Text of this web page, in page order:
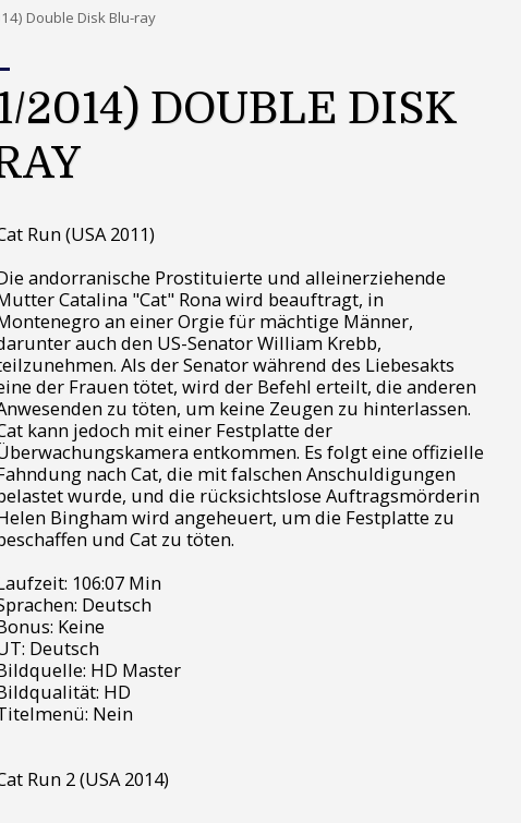
Double Disk Blu-ray
2014) DOUBLE DISK
Run (USA 2011)
andorranische Prostituierte und alleinerziehende
Catalina "Cat" Rona wird beauftragt, in
an einer Orgie für mächtige Männer,
auch den US-Senator William Krebb,
Als der Senator während des Liebesakts
der Frauen tötet, wird der Befehl erteilt, die anderen
zu töten, um keine Zeugen zu hinterlassen.
kann jedoch mit einer Festplatte der
entkommen. Es folgt eine offizielle
nach Cat, die mit falschen Anschuldigungen
wurde, und die rücksichtslose Auftragsmörderin
Bingham wird angeheuert, um die Festplatte zu
und Cat zu töten.
106:07 Min
Deutsch
Keine
Deutsch
HD Master
HD
Nein
Run 2 (USA 2014)